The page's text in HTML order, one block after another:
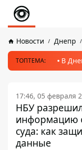
Новости Днепр
ТОПТЕМА: В
17:46, 05 февраля
НБУ
информацию
суда: как
данные